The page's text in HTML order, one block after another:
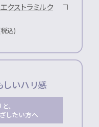
クストラミルク
込)
いハリ感
、
したい方へ